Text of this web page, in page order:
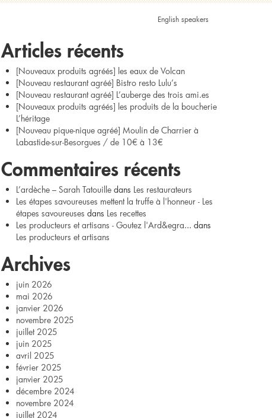
English speakers
Rechercher :
Articles récents
[Nouveaux produits agréés] les eaux de Volcan
[Nouveau restaurant agréé] Bistro resto Lulu’s
[Nouveau restaurant agréé] L’auberge des trois ami.es
[Nouveaux produits agréés] les produits de la boucherie
L’héritage
[Nouveau pique-nique agréé] Moulin de Charrier à
Labastide-sur-Besorgues / de 10€ à 13€
Commentaires récents
L’ardèche – Sarah Tatouille dans Les restaurateurs
Les étapes savoureuses mettent la truffe à l'honneur - Les
étapes savoureuses dans Les recettes
Les producteurs et artisans - Goutez l'Ard&egra... dans
Les producteurs et artisans
Archives
juin 2026
mai 2026
janvier 2026
novembre 2025
juillet 2025
juin 2025
avril 2025
février 2025
janvier 2025
décembre 2024
novembre 2024
juillet 2024